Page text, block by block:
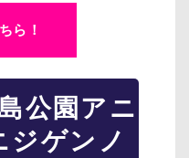
ら！
公園アニ
ジゲンノ